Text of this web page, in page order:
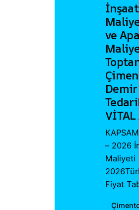
ve
Demir
VİTAL
– 2026
Maliyeti
Fiyat